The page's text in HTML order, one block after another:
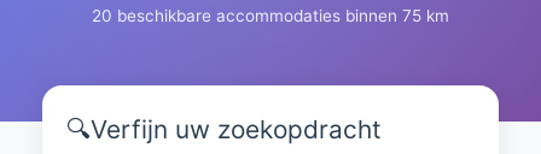
20 beschikbare accommodaties binnen 75 km
🔍Verfijn uw zoekopdracht